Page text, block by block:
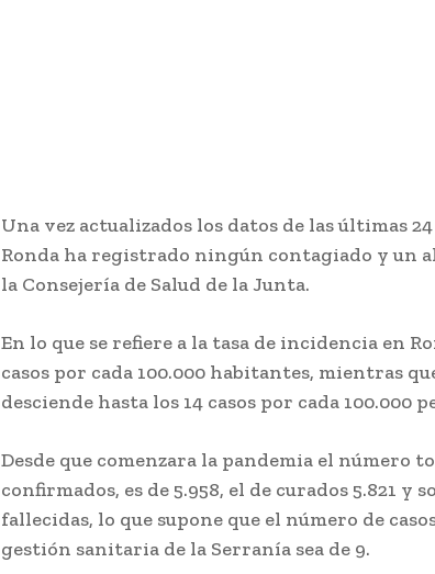
Una vez actualizados los datos de las últimas
Ronda ha registrado ningún contagiado y un
la Consejería de Salud de la Junta.
En lo que se refiere a la tasa de incidencia en
casos por cada 100.000 habitantes, mientras
desciende hasta los 14 casos por cada 100.000
Desde que comenzara la pandemia el número
confirmados, es de 5.958, el de curados 5.821 y
fallecidas, lo que supone que el número de
gestión sanitaria de la Serranía sea de 9.